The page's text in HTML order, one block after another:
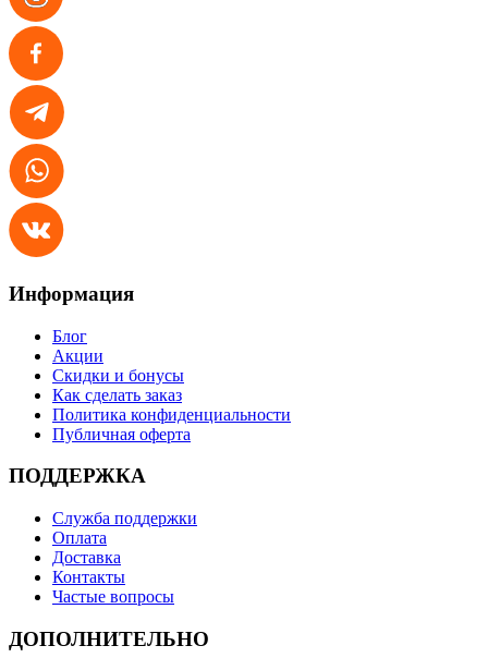
Информация
Блог
Акции
Скидки и бонусы
Как сделать заказ
Политика конфиденциальности
Публичная оферта
ПОДДЕРЖКА
Служба поддержки
Оплата
Доставка
Контакты
Частые вопросы
ДОПОЛНИТЕЛЬНО